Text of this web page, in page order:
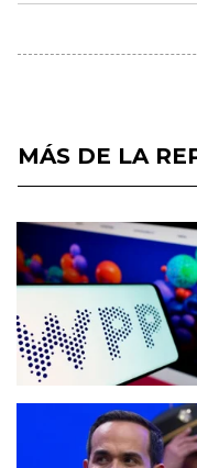
MÁS DE LA